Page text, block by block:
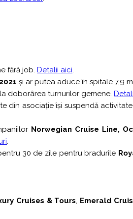
fără job. Detalii aici.
și ar putea aduce în spitale 7,9
doborârea turnurilor gemene.
din asociație își suspendă
Norwegian Cruise Line,
.
30 de zile pentru bradurile
Cruises & Tours, Emerald